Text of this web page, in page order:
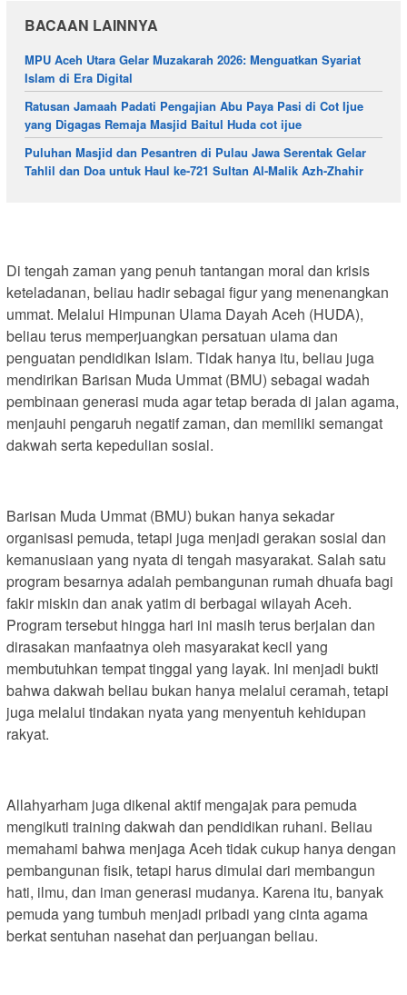
BACAAN LAINNYA
MPU Aceh Utara Gelar Muzakarah 2026: Menguatkan Syariat
Islam di Era Digital
Ratusan Jamaah Padati Pengajian Abu Paya Pasi di Cot Ijue
yang Digagas Remaja Masjid Baitul Huda cot ijue
Puluhan Masjid dan Pesantren di Pulau Jawa Serentak Gelar
Tahlil dan Doa untuk Haul ke-721 Sultan Al-Malik Azh-Zhahir
Di tengah zaman yang penuh tantangan moral dan krisis
keteladanan, beliau hadir sebagai figur yang menenangkan
ummat. Melalui Himpunan Ulama Dayah Aceh (HUDA),
beliau terus memperjuangkan persatuan ulama dan
penguatan pendidikan Islam. Tidak hanya itu, beliau juga
mendirikan Barisan Muda Ummat (BMU) sebagai wadah
pembinaan generasi muda agar tetap berada di jalan agama,
menjauhi pengaruh negatif zaman, dan memiliki semangat
dakwah serta kepedulian sosial.
Barisan Muda Ummat (BMU) bukan hanya sekadar
organisasi pemuda, tetapi juga menjadi gerakan sosial dan
kemanusiaan yang nyata di tengah masyarakat. Salah satu
program besarnya adalah pembangunan rumah dhuafa bagi
fakir miskin dan anak yatim di berbagai wilayah Aceh.
Program tersebut hingga hari ini masih terus berjalan dan
dirasakan manfaatnya oleh masyarakat kecil yang
membutuhkan tempat tinggal yang layak. Ini menjadi bukti
bahwa dakwah beliau bukan hanya melalui ceramah, tetapi
juga melalui tindakan nyata yang menyentuh kehidupan
rakyat.
Allahyarham juga dikenal aktif mengajak para pemuda
mengikuti training dakwah dan pendidikan ruhani. Beliau
memahami bahwa menjaga Aceh tidak cukup hanya dengan
pembangunan fisik, tetapi harus dimulai dari membangun
hati, ilmu, dan iman generasi mudanya. Karena itu, banyak
pemuda yang tumbuh menjadi pribadi yang cinta agama
berkat sentuhan nasehat dan perjuangan beliau.